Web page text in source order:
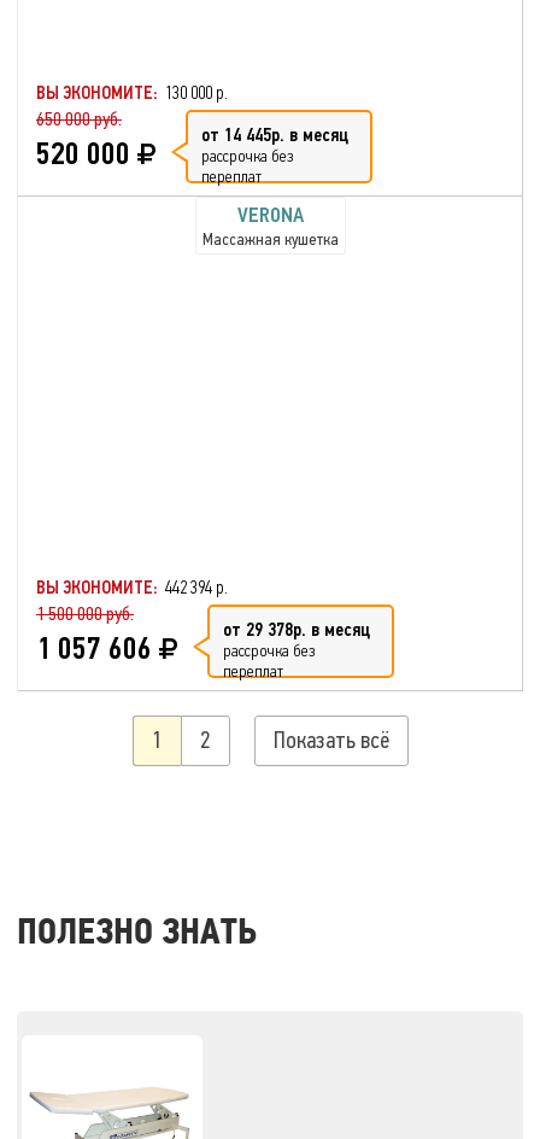
ВЫ ЭКОНОМИТЕ: 130 000 р.
650 000 руб.
520 000 от 14 445р. в месяц
рассрочка без
переплат
VERONA
Массажная кушетка
ВЫ ЭКОНОМИТЕ: 442 394 р.
1 500 000 руб.
1 057 606 от 29 378р. в месяц
рассрочка без
переплат
1 2 Показать всё
ПОЛЕЗНО ЗНАТЬ